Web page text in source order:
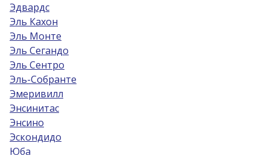
Эдвардс
Эль Кахон
Эль Монте
Эль Сегандо
Эль Сентро
Эль-Собрантe
Эмеривилл
Энсинитас
Энсино
Эскондидо
Юба